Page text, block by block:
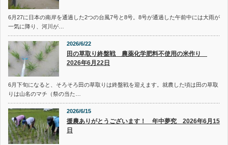
6月27に日本の南岸を通過した2つの台風7号と8号。8号が通過した午前中には大雨が
一気に降り、河川が…
2026/6/22
田の草取り終盤戦 農薬化学肥料不使用の米作り
2026年6月22日
6月下旬になると、そろそろ田の草取りは終盤戦を迎えます。就農した頃は田の草取
りは山名のマチ（祭の当た…
2026/6/15
援農ありがとうございます！ 年中夢究 2026年6月15
日